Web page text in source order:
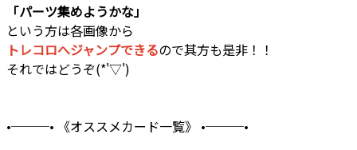
「パーツ集めようかな」
という方は各画像から
トレコロへジャンプできるので其方も是非！！
それではどうぞ(*'▽')
•───• 《オススメカード一覧》 •───•